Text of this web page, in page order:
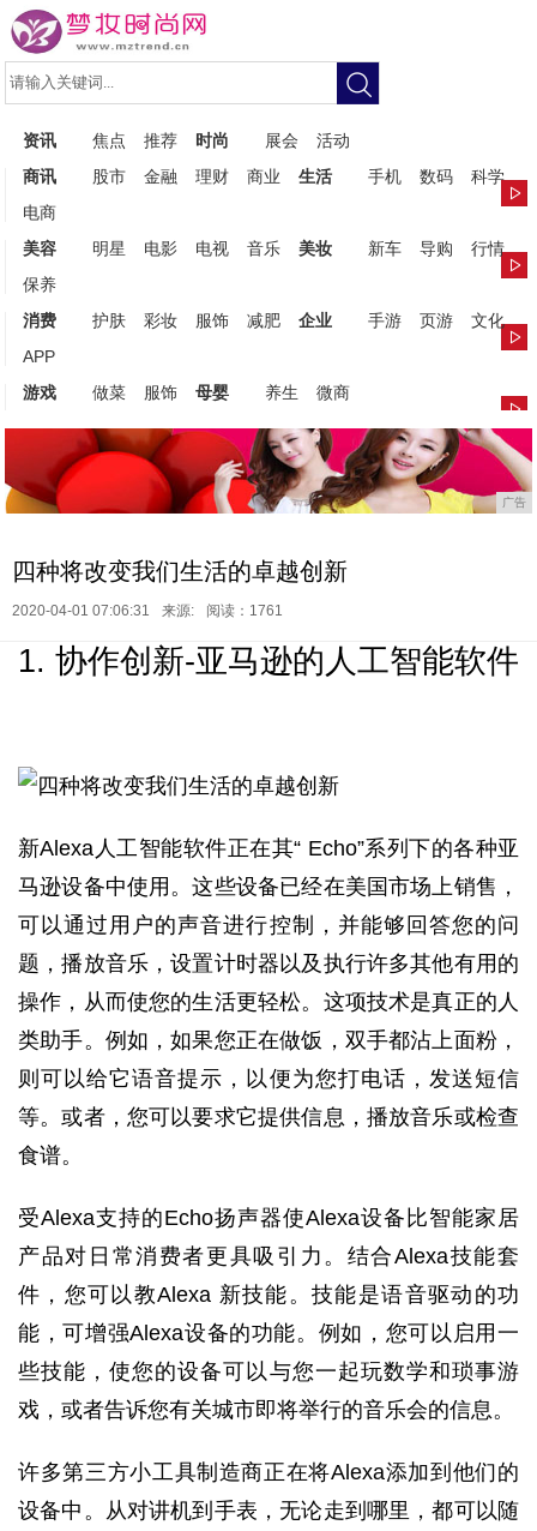
资讯 焦点 推荐 时尚 展会
活动
商讯
股市 金融 理财 商业 生活 手机 数码
科学
电商
美容
明星 电影 电视 音乐 美妆 新车 导购
行情
保养
消费
护肤 彩妆 服饰 减肥 企业 手游 页游
文化
APP
游戏
做菜 服饰 母婴 养生 微商
广告
四种将改变我们生活的卓越创新
2020-04-01 07:06:31 来源: 阅读：1761
1. 协作创新-亚马逊的人工智能软件
新Alexa人工智能软件正在其“ Echo”系列下的各种亚
马逊设备中使用。这些设备已经在美国市场上销售，
可以通过用户的声音进行控制，并能够回答您的问
题，播放音乐，设置计时器以及执行许多其他有用的
操作，从而使您的生活更轻松。这项技术是真正的人
类助手。例如，如果您正在做饭，双手都沾上面粉，
则可以给它语音提示，以便为您打电话，发送短信
等。或者，您可以要求它提供信息，播放音乐或检查
食谱。
受Alexa支持的Echo扬声器使Alexa设备比智能家居
产品对日常消费者更具吸引力。结合Alexa技能套
件，您可以教Alexa 新技能。技能是语音驱动的功
能，可增强Alexa设备的功能。例如，您可以启用一
些技能，使您的设备可以与您一起玩数学和琐事游
戏，或者告诉您有关城市即将举行的音乐会的信息。
许多第三方小工具制造商正在将Alexa添加到他们的
设备中。从对讲机到手表，无论走到哪里，都可以随